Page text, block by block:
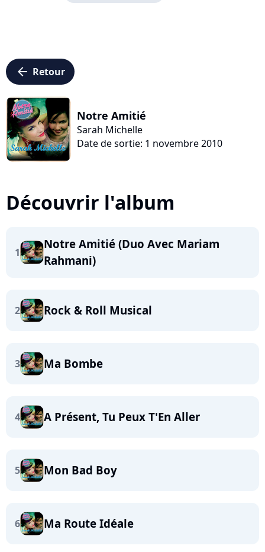
arrow_left Retour
Notre Amitié
Sarah Michelle
Date de sortie: 1 novembre 2010
Découvrir l'album
1
Notre Amitié (Duo Avec Mariam
Rahmani)
2 Rock & Roll Musical
3 Ma Bombe
4 A Présent, Tu Peux T'En Aller
5 Mon Bad Boy
6 Ma Route Idéale